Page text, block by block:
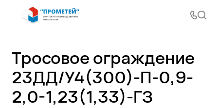
Тросовое ограждение
23ДД/У4(300)-П-0,9-
2,0-1,23(1,33)-ГЗ